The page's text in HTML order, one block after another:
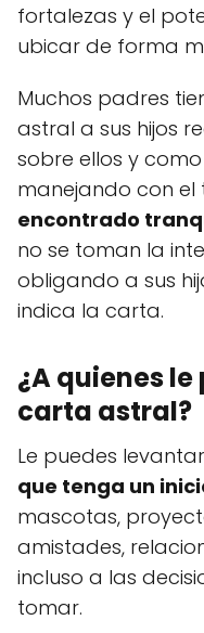
fortalezas y el
ubicar de forma
Muchos padres
astral a sus hijos
sobre ellos y
manejando con el
encontrado
no se toman la
obligando a sus
indica la carta.
¿A quienes
carta astral?
Le puedes
que tenga un
mascotas,
amistades,
incluso a las
tomar.